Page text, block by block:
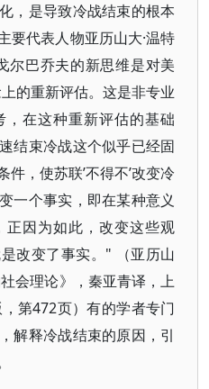
，是导致冷战结束的根本
要代表人物亚历山大·温特
尔巴乔夫的新思维是对美
的重新评估。这是非专业
在这种重新评估的基础
结束冷战这个似乎已经固
，使苏联’不得不’改变冷
一个事实，即在某种意义
因为如此，改变这些观
改变了事实。" （亚历山
会理论》，秦亚青译，上
第472页）有的学者专门
解释冷战结束的原因，引